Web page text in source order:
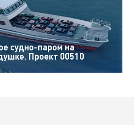
судно-паром на
Проект 00510